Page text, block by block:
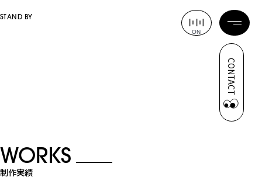
STAND BY
CONTACT
ON
WORKS
制作実績